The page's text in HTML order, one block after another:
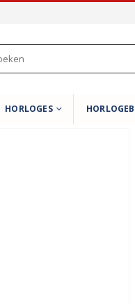
HORLOGES